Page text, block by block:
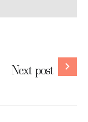
Next post